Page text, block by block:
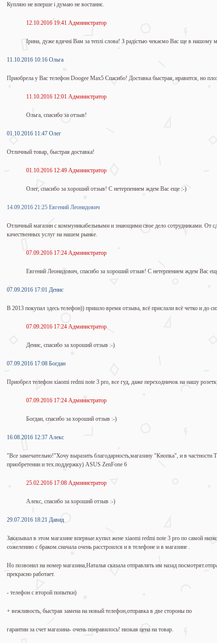
Купляю не вперше і думаю не востаннє.
12.10.2016 19:41 Администратор
Ірина, дуже вдячні Вам за теплі слова! З радістью чекаємо Вас ще в нашому
11.10.2016 10:16 Ольга
Приобрела у Вас телефон Doogee Max5 Спасибо! Доставка быстрая, нравится, но
11.10.2016 12:01 Администратор
Ольга, спасибо за отзыв!
01.10.2016 11:47 Олег
Отличный товар, быстрая доставка!
01.10.2016 12:49 Администратор
Олег, спасибо за хороший отзыв! С нетерпением ждем Вас еще :-)
14.09.2016 21:25 Евгений Леонидович
Отличный магазин с коммуникабельными и знающими свое дело сотрудниками. От
качественных услуг на нашем рынке.
07.09.2016 17:24 Администратор
Евгений Леонидович, спасибо за хороший отзыв! С нетерпением ждем Вас
07.09.2016 17:01 Денис
В 2013 покупал здесь телефон)) пришло время отзыва, всё прислали всё четко и до
07.09.2016 17:24 Администратор
Денис, спасибо за хороший отзыв :-)
07.09.2016 17:08 Богдан
Приобрел телефон xiaomi redmi note 3 pro, все гуд, даже переходничок на нашу
07.09.2016 17:24 Администратор
Богдан, спасибо за хороший отзыв :-)
16.08.2016 12:37 Алекс
"Все замечательно!"Хочу выразить благодарность,магазину "Кнопка", и в
приобретении и тех.поддержку) ASUS ZenFone 6
25.02.2016 17:08 Администратор
Алекс, спасибо за хороший отзыв :-)
29.07.2016 18:21 Давид
Заказывал в этом магазине впервые.купил жене xiaomi redmi note 3 pro по самой
сожелению с браком.сначала очень расстроился и в телефоне и в магазине .
Но позвонил на номер магазина,Наталья сказала отправлять им назад
прекрасно работает.
- телефон с второй попытки)
+ вежливость, быстрая замена на новый телефон,отправка в две стороны по
гарантии за счет магазина- очень понравилось! низкая цена на товар.